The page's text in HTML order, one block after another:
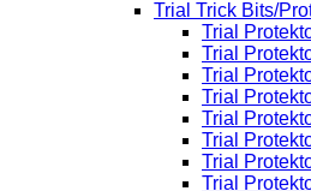
Trial Trick Bits/
Trial
Trial
Trial
Trial
Trial
Trial
Trial
Trial